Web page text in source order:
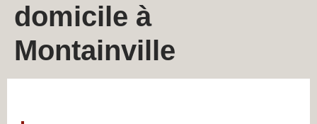
domicile à
Montainville